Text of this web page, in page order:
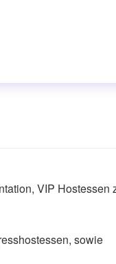
VIP Hostessen
sowie